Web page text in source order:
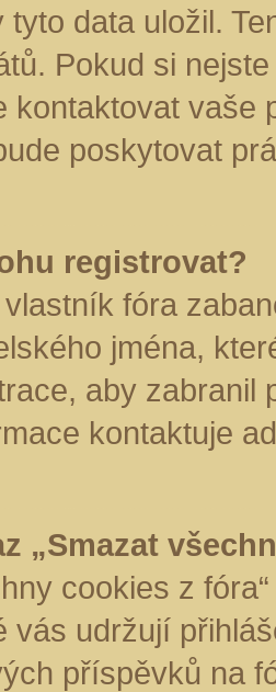
tyto data uložil.
Pokud si
kontaktovat vaše
poskytovat
registrovat?
fóra
jména,
aby zabranil
kontaktuje
„Smazat
cookies z
vás udržují
příspěvků na